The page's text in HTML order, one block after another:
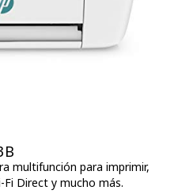
multifunción para imprimir,
Fi Direct y mucho más.